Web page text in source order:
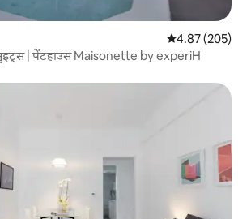
औसत रेटिंग 5 में से
4.87 (205)
सुइट्स | पेंटहाउस Maisonette by experiH